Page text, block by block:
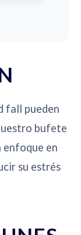
fall pueden
bufete
enfoque en
su estrés